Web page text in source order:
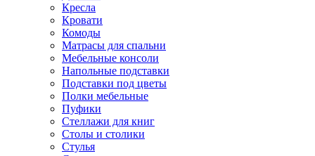
Кресла
Кровати
Комоды
Матрасы для спальни
Мебельные консоли
Напольные подставки
Подставки под цветы
Полки мебельные
Пуфики
Стеллажи для книг
Столы и столики
Стулья